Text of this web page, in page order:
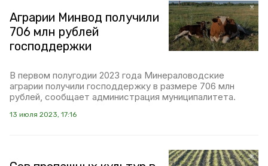
Аграрии Минвод получили
706 млн рублей
господдержки
В первом полугодии 2023 года Минераловодские
аграрии получили господдержку в размере 706 млн
рублей, сообщает администрация муниципалитета.
13 июля 2023, 17:16